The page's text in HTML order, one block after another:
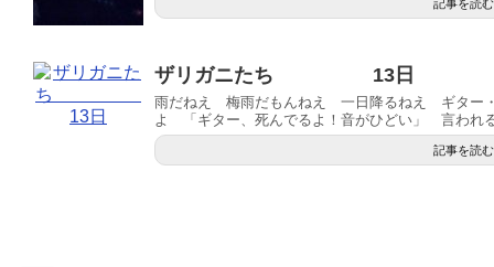
記事を読む
ザリガニたち 13日
雨だねえ 梅雨だもんねえ 一日降るねえ ギター
よ 「ギター、死んでるよ！音がひどい」 言われ
記事を読む